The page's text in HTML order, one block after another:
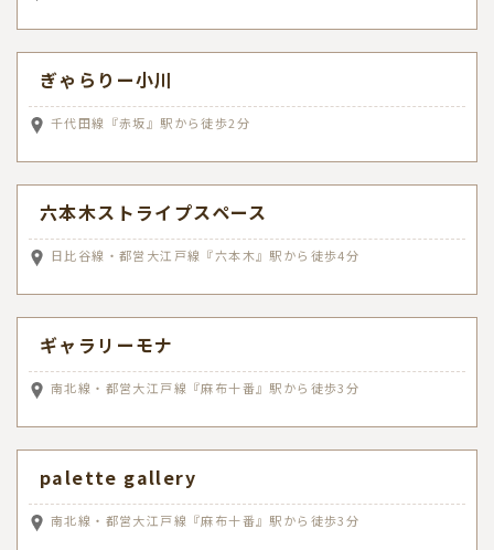
ぎゃらりー小川
千代田線『赤坂』駅から徒歩2分
六本木ストライプスペース
日比谷線・都営大江戸線『六本木』駅から徒歩4分
ギャラリーモナ
南北線・都営大江戸線『麻布十番』駅から徒歩3分
palette gallery
南北線・都営大江戸線『麻布十番』駅から徒歩3分